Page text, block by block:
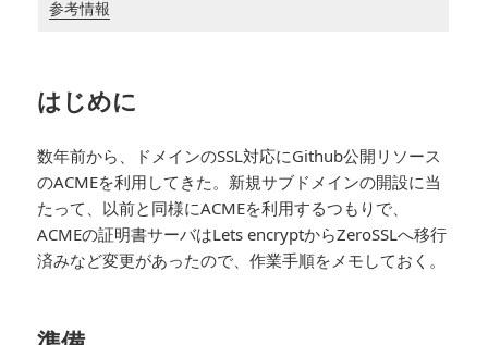
参考情報
はじめに
数年前から、ドメインのSSL対応にGithub公開リソース
のACMEを利用してきた。新規サブドメインの開設に当
たって、以前と同様にACMEを利用するつもりで、
ACMEの証明書サーバはLets encryptからZeroSSLへ移行
済みなど変更があったので、作業手順をメモしておく。